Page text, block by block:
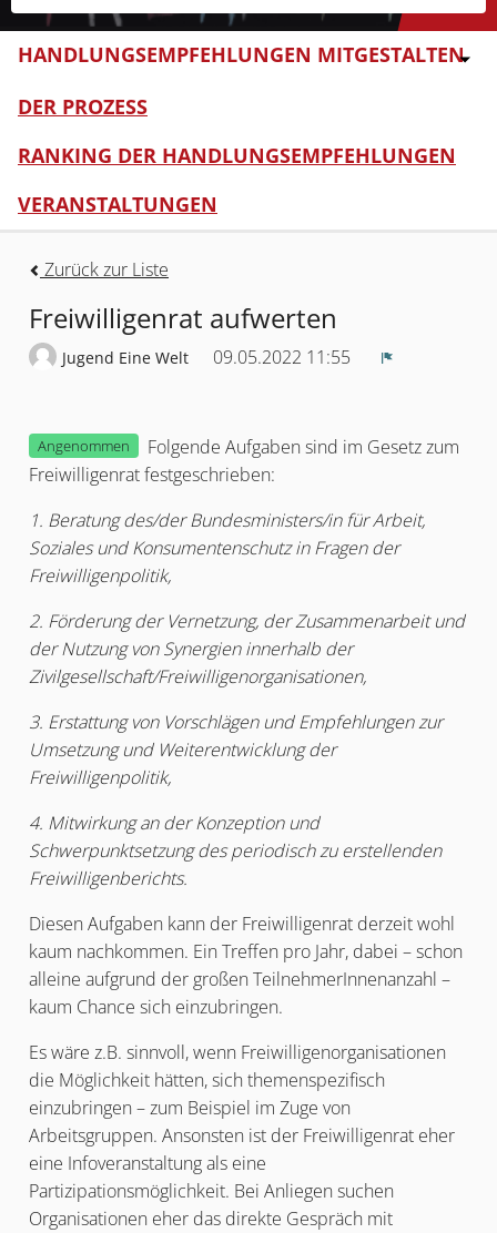
HANDLUNGSEMPFEHLUNGEN MITGESTALTEN
DER PROZESS
RANKING DER HANDLUNGSEMPFEHLUNGEN
VERANSTALTUNGEN
Zurück zur Liste
Freiwilligenrat aufwerten
Jugend Eine Welt 09.05.2022 11:55
Angenommen
Folgende Aufgaben sind im Gesetz zum
Freiwilligenrat festgeschrieben:
1. Beratung des/der Bundesministers/in für Arbeit,
Soziales und Konsumentenschutz in Fragen der
Freiwilligenpolitik,
2. Förderung der Vernetzung, der Zusammenarbeit und
der Nutzung von Synergien innerhalb der
Zivilgesellschaft/Freiwilligenorganisationen,
3. Erstattung von Vorschlägen und Empfehlungen zur
Umsetzung und Weiterentwicklung der
Freiwilligenpolitik,
4. Mitwirkung an der Konzeption und
Schwerpunktsetzung des periodisch zu erstellenden
Freiwilligenberichts.
Diesen Aufgaben kann der Freiwilligenrat derzeit wohl
kaum nachkommen. Ein Treffen pro Jahr, dabei – schon
alleine aufgrund der großen TeilnehmerInnenanzahl –
kaum Chance sich einzubringen.
Es wäre z.B. sinnvoll, wenn Freiwilligenorganisationen
die Möglichkeit hätten, sich themenspezifisch
einzubringen – zum Beispiel im Zuge von
Arbeitsgruppen. Ansonsten ist der Freiwilligenrat eher
eine Infoveranstaltung als eine
Partizipationsmöglichkeit. Bei Anliegen suchen
Organisationen eher das direkte Gespräch mit